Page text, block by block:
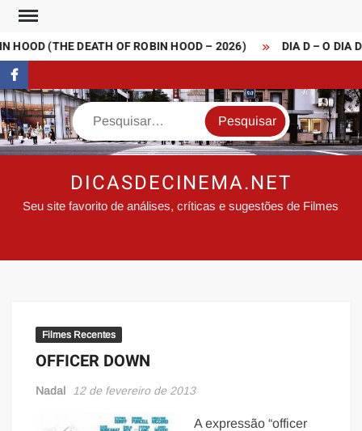
Skip
content
HOOD (THE DEATH OF ROBIN HOOD – 2026) DIA D – O DIA
FaceBook
Search
DICASDECINEMA.NET
Seu site favorito de análises, críticas e sugestões de Filmes
Filmes Recentes
OFFICER DOWN
Nadal 12 de fevereiro de 2013
A expressão “officer